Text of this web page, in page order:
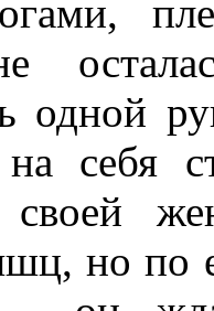
одной
себя
своей
но по